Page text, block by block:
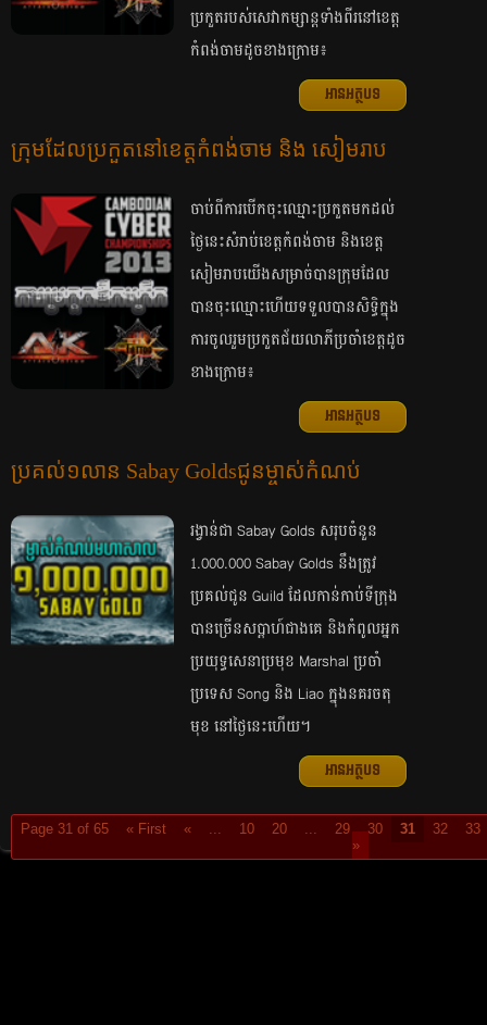
ប្រកួត​របស់​សេវាកម្សាន្ត​ទាំងពីរ​​នៅ​ខេត្ត
កំពង់​ចាម​ដូច​​​ខាង​​​ក្រោម​​​៖
អានអត្ថបទ
ក្រុមដែលប្រកួតនៅខេត្តកំពង់ចាម និង សៀមរាប
ចាប់ពីការបើកចុះឈ្មោះប្រកួតមកដល់
ថ្ងៃនេះសំរាប់​ខេត្ត​កំពង់ចាម​ និង​ខេត្ត​
សៀមរាប​​​យើង​សម្រាច់​បាន​ក្រុម​ដែល​
បាន​ចុះឈ្មោះ​ហើយ​ទទួល​បាន​សិទ្ធិ​​ក្នុង​
ការ​ចូល​រួម​ប្រកួត​ជ័យ​លាភី​ប្រចាំ​ខេត្ត​​ដូច​
ខាង​ក្រោម៖
អានអត្ថបទ
ប្រគល់១លាន Sabay Golds​​ជូន​ម្ចាស់​កំណប់
រង្វាន់​ជា Sabay Golds សរុប​ចំនួន
1.000.000 Sabay Golds នឹង​ត្រូវ​
ប្រគល់​ជូន Guild ដែល​កាន់កាប់​ទី​ក្រុង​
បាន​ច្រើន​សប្ដាហ៍​ជាងគេ និង​កំពូល​អ្នក​
ប្រយុទ្ធ​សេនា​ប្រមុខ Marshal ប្រចាំ​
ប្រទេស Song និង Liao ក្នុង​នគរ​ចតុ
មុខ នៅ​ថ្ងៃ​នេះ​ហើយ។
អានអត្ថបទ
Page 31 of 65 « First « ... 10 20 ... 29 30 31 32
33
»